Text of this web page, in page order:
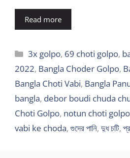
Read more
Categories
3x golpo, 69 choti golpo,
2022, Bangla Choder Golpo,
Bangla Choti Vabi, Bangla
bangla, debor boudi chuda
Choti Golpo, notun choti golpo
vabi ke choda, গুদের পানি, দুধ চটি,